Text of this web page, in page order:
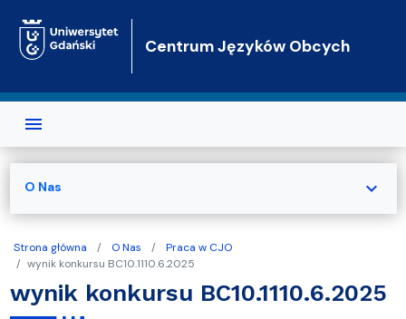
Centrum Języków Obcych
Strona główna O Nas
Praca w CJO
wynik konkursu BC10.1110.6.2025
wynik konkursu BC10.1110.6.2025
O Nas expand_more